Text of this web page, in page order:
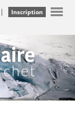
| Inscription